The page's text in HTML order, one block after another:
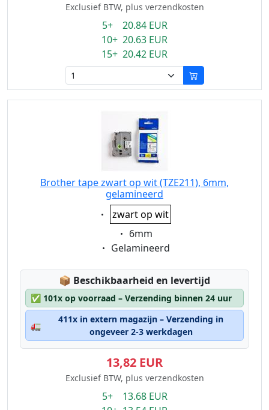
Exclusief BTW, plus verzendkosten
5+ 20.84 EUR
10+ 20.63 EUR
15+ 20.42 EUR
Brother tape zwart op wit (TZE211), 6mm,
gelamineerd
Eigenschaft:
zwart op wit
Eigenschaft:
6mm
Eigenschaft:
Gelamineerd
📦 Lagerstatus:
Beschikbaarheid en levertijd
✅ 101x op voorraad – Verzending binnen 24 uur
🚛
411x in extern magazijn – Verzending in
ongeveer 2-3 werkdagen
13,82 EUR
Exclusief BTW, plus verzendkosten
5+ 13.68 EUR